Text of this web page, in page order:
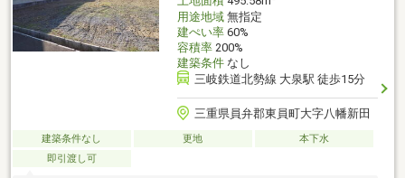
用途地域無指定
建ぺい率60%
容積率200%
建築条件なし
三岐鉄道北勢線 大泉駅 徒歩15分
三重県員弁郡東員町大字八幡新田
建築条件なし 更地
本下水
即引渡し可